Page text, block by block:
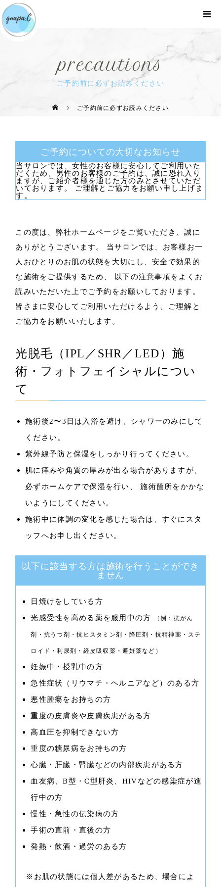
precautions
ご予約前に必ずお読みください
ご予約前に必ずお読みください
ご予約についての大切なお知らせ
当サロンでは、女性のお客様に安心してご利用いた
だくため、男性のお客様のご予約は、誠に恐れ入り
ますが、ご紹介者様を通じた方のみとさせていただ
いております。 ご理解とご協力をお願い申し上げま
す。
この度は、弊社ホームページをご覧いただき、誠に
ありがとうございます。 当サロンでは、お客様お一
人おひとりのお肌の状態を大切にし、安全で効果的
な施術をご提供するため、 以下の注意事項をよくお
読みいただいた上でご予約をお願いしております。
皆さまに安心してご利用いただけるよう、ご理解と
ご協力をお願いいたします。
光脱毛（IPL／SHR／LED）施
術・フォトフェイシャルについ
て
施術後2〜3日は入浴を避け、シャワーのみにして
ください。
紫外線予防と保湿をしっかり行ってください。
肌に痒みや角質の厚みが出る場合がありますが、
必ずホームケアで保湿を行い、 施術箇所をかかな
いようにしてください。
施術中に体調の変化を感じた場合は、すぐにスタ
ッフへお申し出ください。
以下に該当する方は施術を行うことができ
ません
日焼けをしている方
光感受性を高める薬を服用中の方
（例：抗がん
剤・抗うつ剤・抗ヒスタミン剤・降圧剤・抗精神薬・ステ
ロイド・利尿剤・経皮吸収薬・避妊薬など）
妊娠中・授乳中の方
急性症状（リウマチ・ヘルニアなど）のある方
悪性腫瘍をお持ちの方
重度の皮膚炎や皮膚疾患がある方
高血圧を抑制できない方
重度の糖尿病をお持ちの方
心臓・肝臓・腎臓などの内部疾患がある方
血友病、B型・C型肝炎、HIVなどの感染症が進
行中の方
慢性・急性の伝染病の方
手術の直前・直後の方
発熱・飲酒・過労のある方
※お肌の状態には個人差があるため、場合によ